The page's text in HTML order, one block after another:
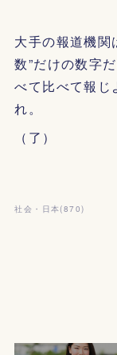
大手の報道機関
数”だけの数字
べて比べて報じ
れ。
（了）
社会・日本(870)